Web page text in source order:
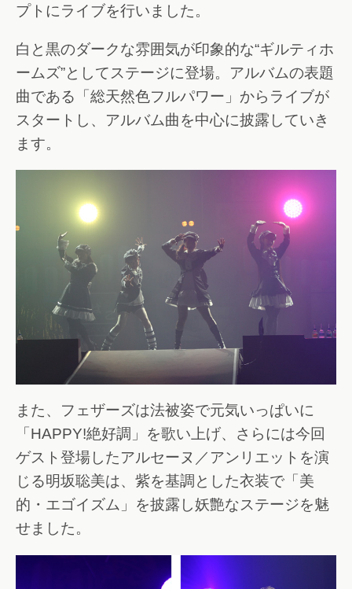
プトにライブを行いました。
白と黒のダークな雰囲気が印象的な“ギルティホ
ームズ”としてステージに登場。アルバムの表題
曲である「総天然色フルパワー」からライブが
スタートし、アルバム曲を中心に披露していき
ます。
また、フェザーズは法被姿で元気いっぱいに
「HAPPY!絶好調」を歌い上げ、さらには今回
ゲスト登場したアルセーヌ／アンリエットを演
じる明坂聡美は、紫を基調とした衣装で「美
的・エゴイズム」を披露し妖艶なステージを魅
せました。